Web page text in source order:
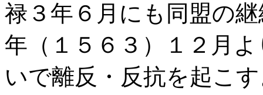
禄３年６月にも同盟の
年（１５６３）１２月
いで離反・反抗を起こ